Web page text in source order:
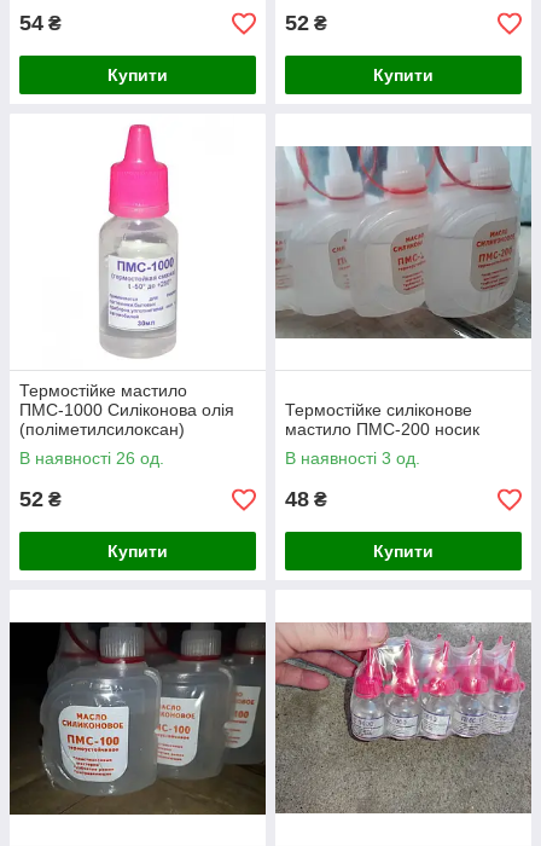
54 ₴
Купити
52 ₴
Купити
Термостійке мастило
ПМС-1000 Силіконова олія
(поліметилсилоксан)
В наявності 26 од.
52 ₴
Купити
Термостійке силіконове
мастило ПМС-200 носик
В наявності 3 од.
48 ₴
Купити